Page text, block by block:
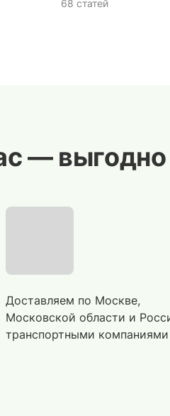
68 статей
—
Доставляем по Москве,
Московской области и
транспортными компаниями